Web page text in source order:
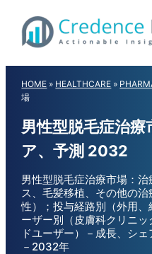
content
HOME » HEALTHCARE »
場
男性型脱毛症治
ア、予測 2032
男性型脱毛症治療市場：
ス、毛髪移植、その他の
性）；投与経路別（外用
ーザー別（皮膚科クリニ
ドユーザー）－成長、シ
－2032年